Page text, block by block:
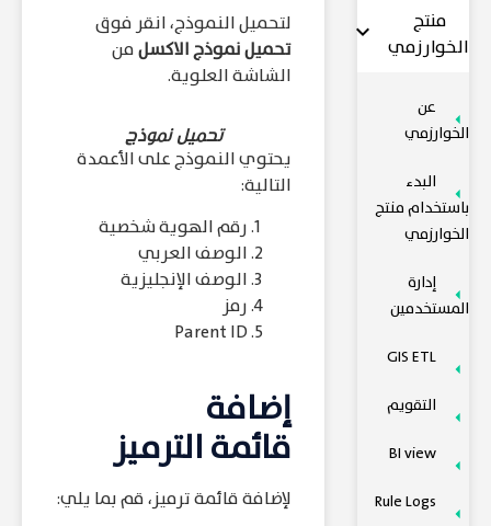
منتج
الخوارزمي
عن
الخوارزمي
البدء
باستخدام منتج
الخوارزمي
إدارة
المستخدمين
GIS ETL
التقويم
BI view
Rule Logs
لتحميل النموذج، انقر فوق
تحميل نموذج الاكسلمن
الشاشة العلوية.
تحميل نموذج
يحتوي النموذج على الأعمدة
التالية:
رقم الهوية شخصية
الوصف العربي
الوصف الإنجليزية
رمز
Parent ID
إضافة
قائمة الترميز
لإضافة قائمة ترميز، قم بما يلي: